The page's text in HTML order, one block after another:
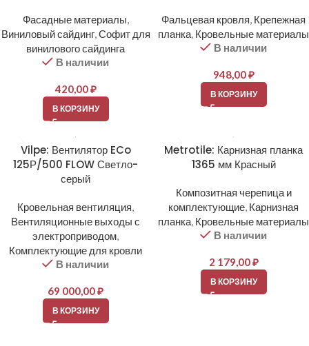
Фасадные материалы,
Виниловый сайдинг,Софит для
винилового сайдинга
В наличии
420,00₽
В КОРЗИНУ
Фальцевая кровля, Крепежная
планка, Кровельные материалы
В наличии
948,00₽
В КОРЗИНУ
Vilpe: Вентилятор ECo
125Р/500 FLOW Светло-
серый
Кровельная вентиляция,
Вентиляционные выходы с
электроприводом,
Комплектующие для кровли
В наличии
69 000,00₽
В КОРЗИНУ
Metrotile: Карнизная планка
1365 мм Красный
Композитная черепица и
комплектующие, Карнизная
планка, Кровельные материалы
В наличии
2 179,00₽
В КОРЗИНУ